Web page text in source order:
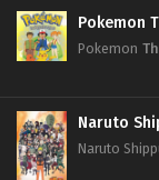
Pokemon
Pokemon
Naruto
Naruto